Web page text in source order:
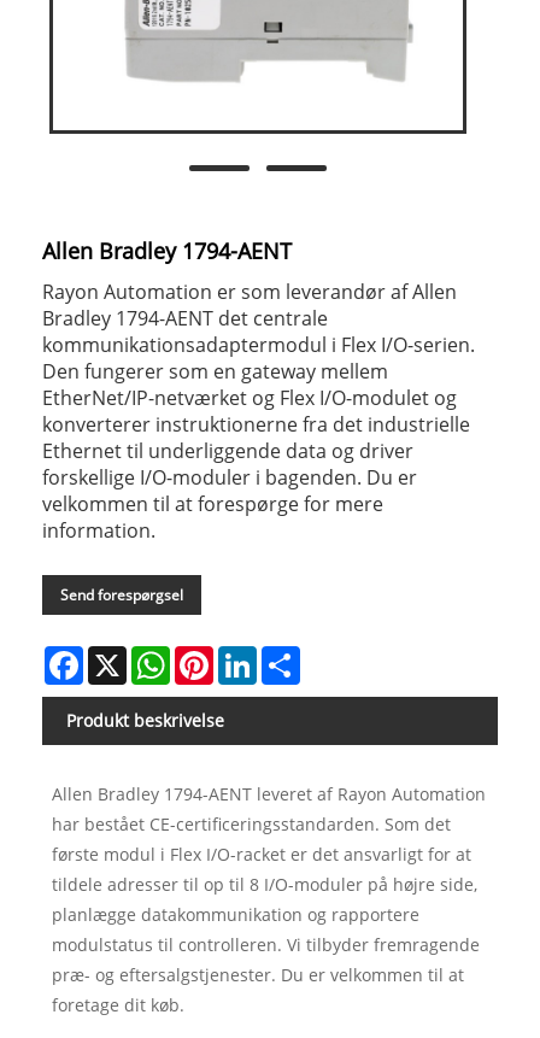
Allen Bradley 1794-AENT
Rayon Automation er som leverandør af Allen
Bradley 1794-AENT det centrale
kommunikationsadaptermodul i Flex I/O-serien.
Den fungerer som en gateway mellem
EtherNet/IP-netværket og Flex I/O-modulet og
konverterer instruktionerne fra det industrielle
Ethernet til underliggende data og driver
forskellige I/O-moduler i bagenden. Du er
velkommen til at forespørge for mere
information.
Send forespørgsel
Facebook
X WhatsAppPinterestLinkedIn
Produkt beskrivelse
Allen Bradley 1794-AENT leveret af Rayon Automation
har bestået CE-certificeringsstandarden. Som det
første modul i Flex I/O-racket er det ansvarligt for at
tildele adresser til op til 8 I/O-moduler på højre side,
planlægge datakommunikation og rapportere
modulstatus til controlleren. Vi tilbyder fremragende
præ- og eftersalgstjenester. Du er velkommen til at
foretage dit køb.